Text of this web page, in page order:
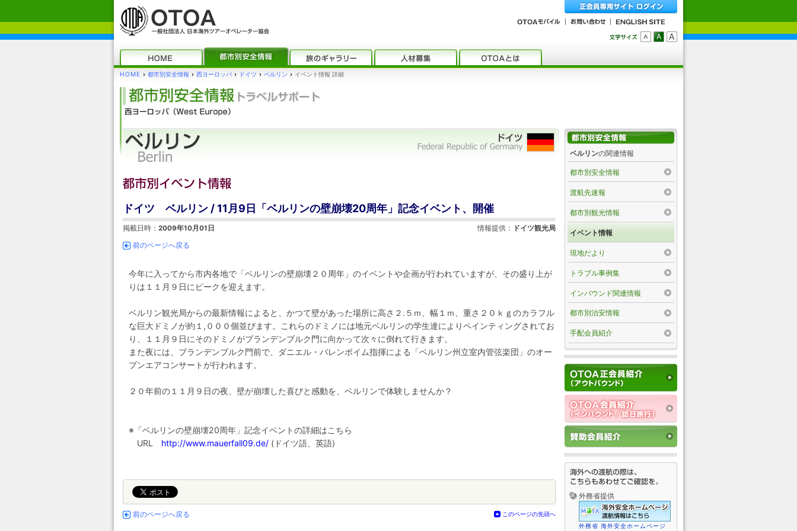
HOME › 都市別安全情報 › 西ヨーロッパ › ドイツ › ベルリン › イベント情報 詳細
ドイツ ベルリン / 11月9日「ベルリンの壁崩壊20周年」記念イベント、開催
掲載日時： 2009年10月01日 情報提供： ドイツ観光局
前のページへ戻る
今年に入ってから市内各地で「ベルリンの壁崩壊２０周年」のイベントや企画が行われていますが、その盛り上が
りは１１月９日にピークを迎えます。
ベルリン観光局からの最新情報によると、かつて壁があった場所に高さ２.５ｍ、幅１ｍ、重さ２０ｋｇのカラフル
な巨大ドミノが約１,０００個並びます。これらのドミノには地元ベルリンの学生達によりペインティングされてお
り、１１月９日にそのドミノがブランデンブルク門に向かって次々に倒れて行きます。
また夜には、ブランデンブルク門前で、ダニエル・バレンボイム指揮による「ベルリン州立室内管弦楽団」のオー
プンエアコンサートが行われます。
２０年前の１１月９日の夜、壁が崩壊した喜びと感動を、ベルリンで体験しませんか？
※「ベルリンの壁崩壊20周年」記念イベントの詳細はこちら
URL http://www.mauerfall09.de/ (ドイツ語、英語)
前のページへ戻る このページの先頭へ
ベルリンの関連情報
都市別安全情報
渡航先速報
都市別観光情報
イベント情報
現地だより
トラブル事例集
インバウンド関連情報
都市別治安情報
手配会員紹介
外務省提供
外務省 海外安全ホームページ